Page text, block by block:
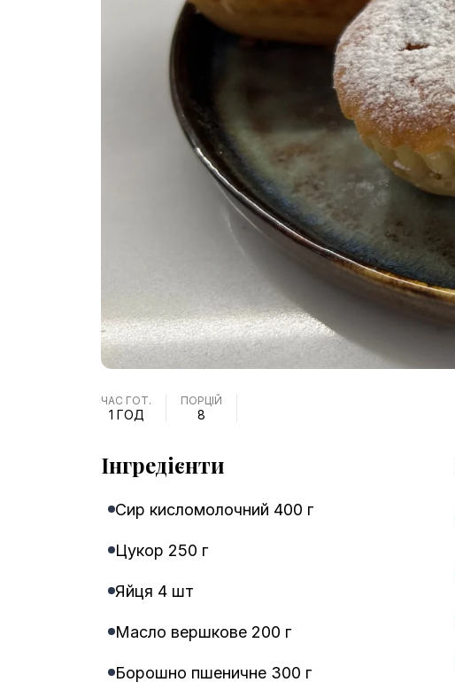
ЧАС ГОТ.
1 ГОД
ПОРЦІЙ
8
Інгредієнти
Сир кисломолочний 400 г
Цукор 250 г
Яйця 4 шт
Масло вершкове 200 г
Борошно пшеничне 300 г